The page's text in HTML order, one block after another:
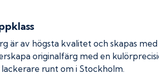
är av högsta kvalitet och skapas
originalfärg med en
runt om i Stockholm.